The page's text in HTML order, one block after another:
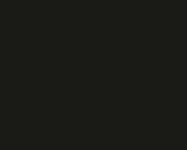
São informações
automáticos. Mas já